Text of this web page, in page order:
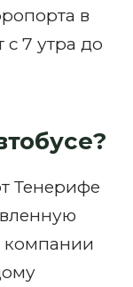
в
с 7 утра до
Тенерифе
компании